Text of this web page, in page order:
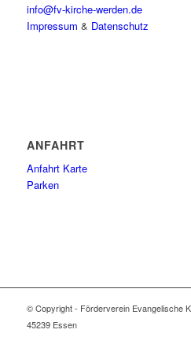
info@fv-kirche-werden.de
Impressum & Datenschutz
ANFAHRT
Anfahrt Karte
Parken
© Copyright - Förderverein Evangelische
45239 Essen